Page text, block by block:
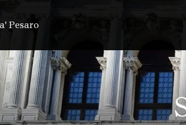
PRINCIPALE
Pesaro